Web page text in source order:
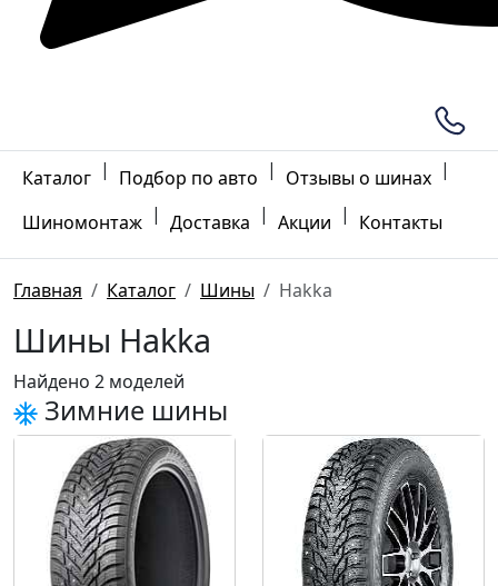
Каталог | Подбор по авто | Отзывы о шинах |
Шиномонтаж | Доставка | Акции | Контакты
Главная Каталог Шины Hakka
Шины Hakka
Найдено 2 моделей
Зимние шины